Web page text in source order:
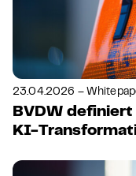
23.04.2026 –
BVDW
KI-